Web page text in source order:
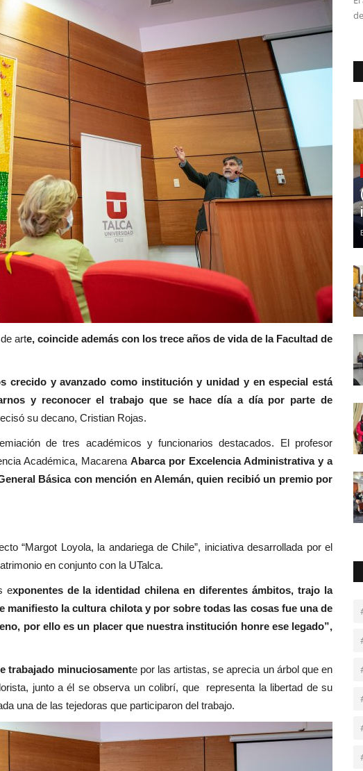
arte, coincide además con los trece años de vida de la Facultad de
crecido y avanzado como institución y unidad y en especial está
y reconocer el trabajo que se hace día a día por parte de
su decano, Cristian Rojas.
de tres académicos y funcionarios destacados. El profesor
Académica, Macarena Abarca por Excelencia Administrativa y a
Básica con mención en Alemán, quien recibió un premio por
“Margot Loyola, la andariega de Chile”, iniciativa desarrollada por el
en conjunto con la UTalca.
exponentes de la identidad chilena en diferentes ámbitos, trajo la
manifiesto la cultura chilota y por sobre todas las cosas fue una de
por ello es un placer que nuestra institución honre ese legado”,
trabajado minuciosamente por las artistas, se aprecia un árbol que en
junto a él se observa un colibrí, que representa la libertad de su
una de las tejedoras que participaron del trabajo.